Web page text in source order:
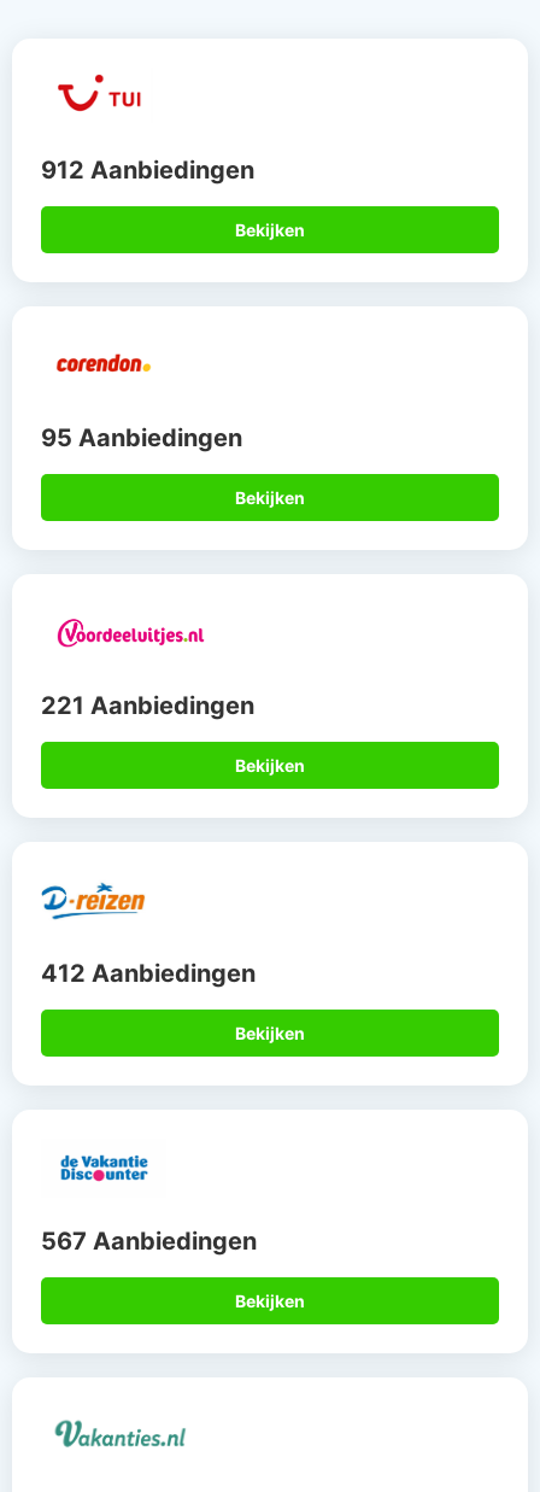
912 Aanbiedingen
Bekijken
95 Aanbiedingen
Bekijken
221 Aanbiedingen
Bekijken
412 Aanbiedingen
Bekijken
567 Aanbiedingen
Bekijken